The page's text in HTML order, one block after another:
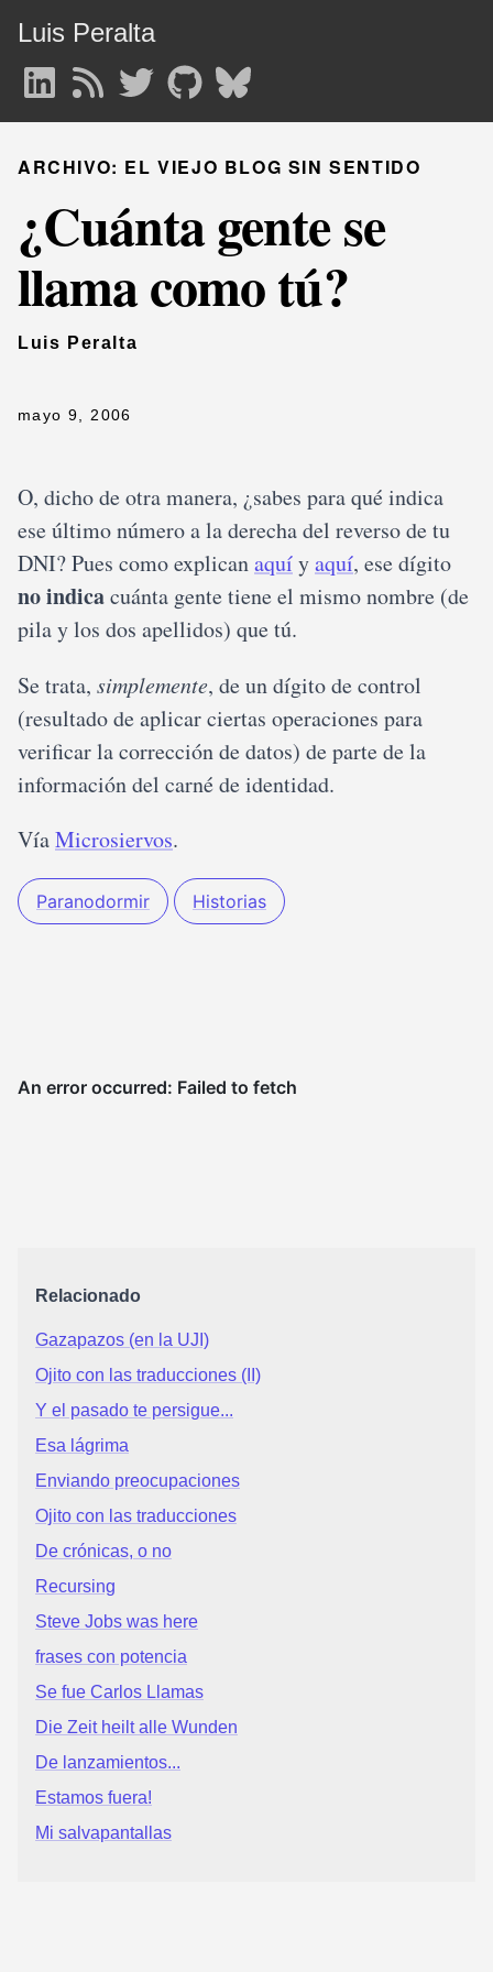
Luis Peralta
ARCHIVO: EL VIEJO BLOG SIN SENTIDO
¿Cuánta gente se
llama como tú?
Luis Peralta
mayo 9, 2006
O, dicho de otra manera, ¿sabes para qué indica
ese último número a la derecha del reverso de tu
DNI? Pues como explicanaquíyaquí, ese dígito
no indicacuánta gente tiene el mismo nombre (de
pila y los dos apellidos) que tú.
Se trata, simplemente, de un dígito de control
(resultado de aplicar ciertas operaciones para
verificar la corrección de datos) de parte de la
información del carné de identidad.
VíaMicrosiervos.
Paranodormir Historias
Relacionado
Gazapazos (en la UJI)
Ojito con las traducciones (II)
Y el pasado te persigue...
Esa lágrima
Enviando preocupaciones
Ojito con las traducciones
De crónicas, o no
Recursing
Steve Jobs was here
frases con potencia
Se fue Carlos Llamas
Die Zeit heilt alle Wunden
De lanzamientos...
Estamos fuera!
Mi salvapantallas